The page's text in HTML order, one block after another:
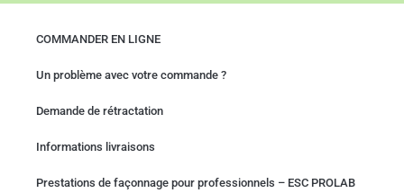
COMMANDER EN LIGNE
Un problème avec votre commande ?
Demande de rétractation
Informations livraisons
Prestations de façonnage pour professionnels – ESC PROLAB